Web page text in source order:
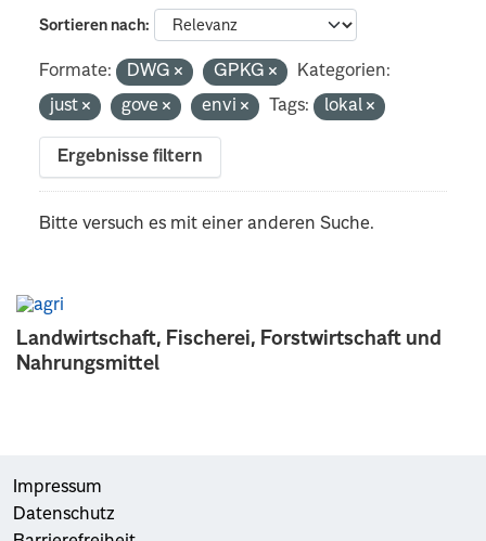
Landwirtschaft, Fischerei, Forstwirtschaft und
Nahrungsmittel
Sortieren nach
Formate: DWG GPKG
Kategorien:
just
gove envi Tags: lokal
Ergebnisse filtern
Bitte versuch es mit einer anderen Suche.
Impressum
Datenschutz